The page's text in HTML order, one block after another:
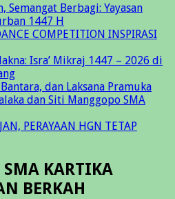
Semangat Berbagi: Yayasan
1447 H
COMPETITION INSPIRASI
Isra’ Mikraj 1447 – 2026 di
dan Laksana Pramuka
dan Siti Manggopo SMA
PERAYAAN HGN TETAP
SMA KARTIKA
BERKAH